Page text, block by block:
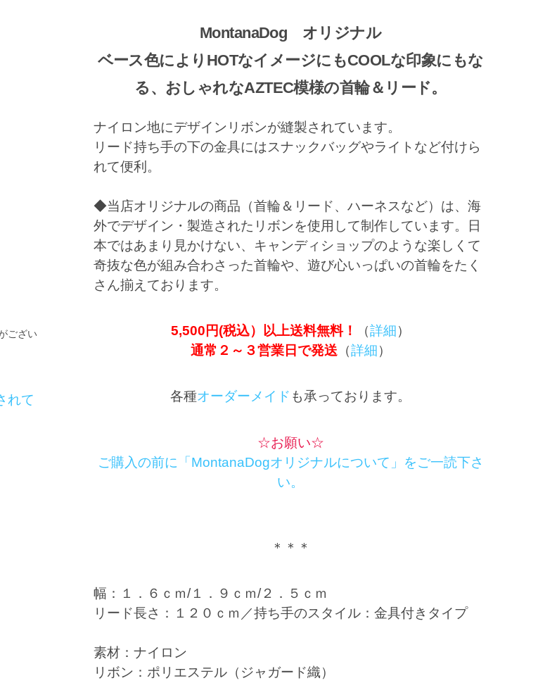
リード
ござい
れて
MontanaDog オリジナル
ベース色によりHOTなイメージにもCOOLな印象にもな
る、おしゃれなAZTEC模様の首輪＆リード。
ナイロン地にデザインリボンが縫製されています。
リード持ち手の下の金具にはスナックバッグやライトなど付けら
れて便利。
◆当店オリジナルの商品（首輪＆リード、ハーネスなど）は、海
外でデザイン・製造されたリボンを使用して制作しています。日
本ではあまり見かけない、キャンディショップのような楽しくて
奇抜な色が組み合わさった首輪や、遊び心いっぱいの首輪をたく
さん揃えております。
5,500円(税込）以上送料無料！ （詳細）
通常２～３営業日で発送 （詳細）
各種オーダーメイド も承っております。
☆お願い☆
ご購入の前に「MontanaDogオリジナルについて」をご一読下さ
い。
＊＊＊
幅：１．６ｃｍ/１．９ｃｍ/２．５ｃｍ
リード長さ：１２０ｃｍ／持ち手のスタイル：金具付きタイプ
素材：ナイロン
リボン：ポリエステル（ジャガード織）